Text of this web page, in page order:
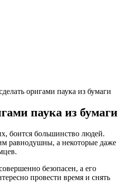
оригами паука из бумаги
паука из бумаги
боится большинство людей.
равнодушны, а некоторые даже
безопасен, а его
провести время и снять